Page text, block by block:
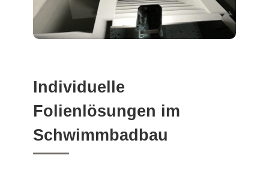
Individuelle
Folienlösungen im
Schwimmbadbau